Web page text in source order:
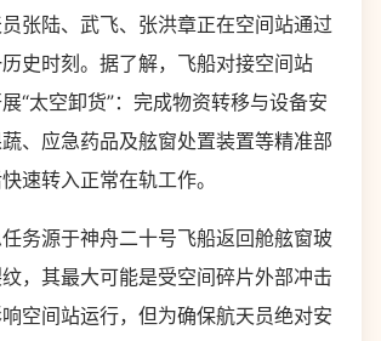
张陆、武飞、张洪章正在空间站通过
史时刻。据了解，飞船对接空间站
“太空卸货”：完成物资转移与设备安
、应急药品及舷窗处置装置等精准部
速转入正常在轨工作。
源于神舟二十号飞船返回舱舷窗玻
，其最大可能是受空间碎片外部冲击
空间站运行，但为确保航天员绝对安